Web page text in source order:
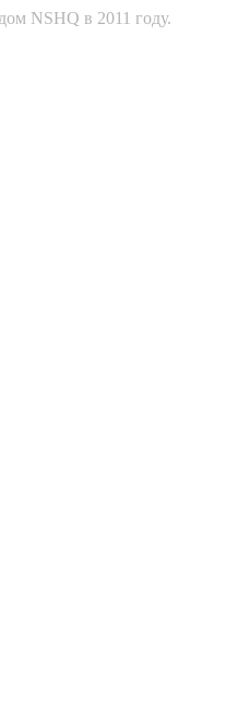
NSHQ в 2011 году.